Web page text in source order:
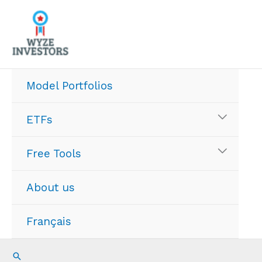
content
Model Portfolios
ETFs
Free Tools
About us
Français
Search